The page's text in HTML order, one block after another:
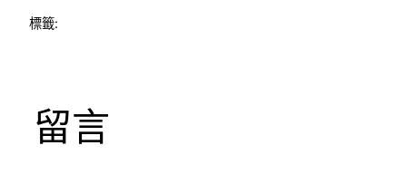
標籤:
留言